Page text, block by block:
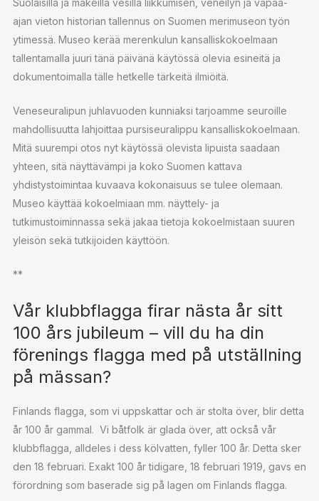
Suolaisilla ja makeilla vesillä liikkumisen, veneilyn ja vapaa-
ajan vieton historian tallennus on Suomen merimuseon työn
ytimessä. Museo kerää merenkulun kansalliskokoelmaan
tallentamalla juuri tänä päivänä käytössä olevia esineitä ja
dokumentoimalla tälle hetkelle tärkeitä ilmiöitä.
Veneseuralipun juhlavuoden kunniaksi tarjoamme seuroille
mahdollisuutta lahjoittaa pursiseuralippu kansalliskokoelmaan.
Mitä suurempi otos nyt käytössä olevista lipuista saadaan
yhteen, sitä näyttävämpi ja koko Suomen kattava
yhdistystoimintaa kuvaava kokonaisuus se tulee olemaan.
Museo käyttää kokoelmiaan mm. näyttely- ja
tutkimustoiminnassa sekä jakaa tietoja kokoelmistaan suuren
yleisön sekä tutkijoiden käyttöön.
**
Vår klubbflagga firar nästa år sitt
100 års jubileum – vill du ha din
förenings flagga med på utställning
på mässan?
Finlands flagga, som vi uppskattar och är stolta över, blir detta
år 100 år gammal. Vi båtfolk är glada över, att också vår
klubbflagga, alldeles i dess kölvatten, fyller 100 år. Detta sker
den 18 februari. Exakt 100 år tidigare, 18 februari 1919, gavs en
förordning som baserade sig på lagen om Finlands flagga.